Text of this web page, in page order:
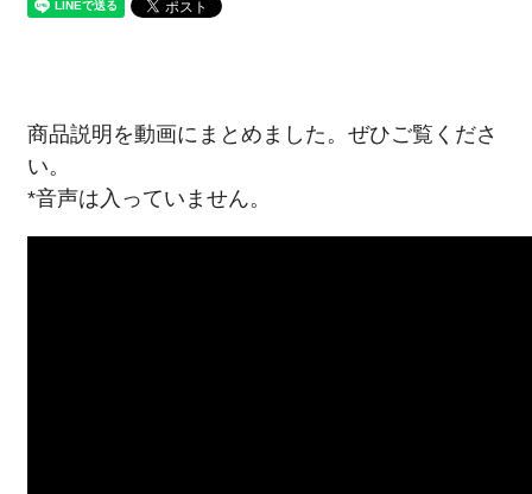
商品説明を動画にまとめました。ぜひご覧くださ
い。
*音声は入っていません。